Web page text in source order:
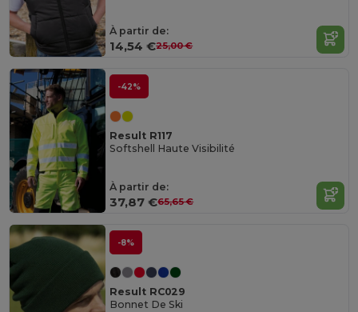
À partir de:
14,54 €25,00 €
-42%
Result R117
Softshell Haute Visibilité
À partir de:
37,87 €65,65 €
-8%
Result RC029
Bonnet De Ski